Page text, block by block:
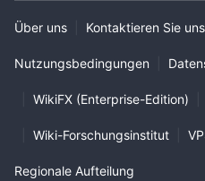
Über uns Kontaktieren Sie uns
Nutzungsbedingungen
WikiFX (Enterprise-Edition)
Wiki-Forschungsinstitut
Regionale Aufteilung